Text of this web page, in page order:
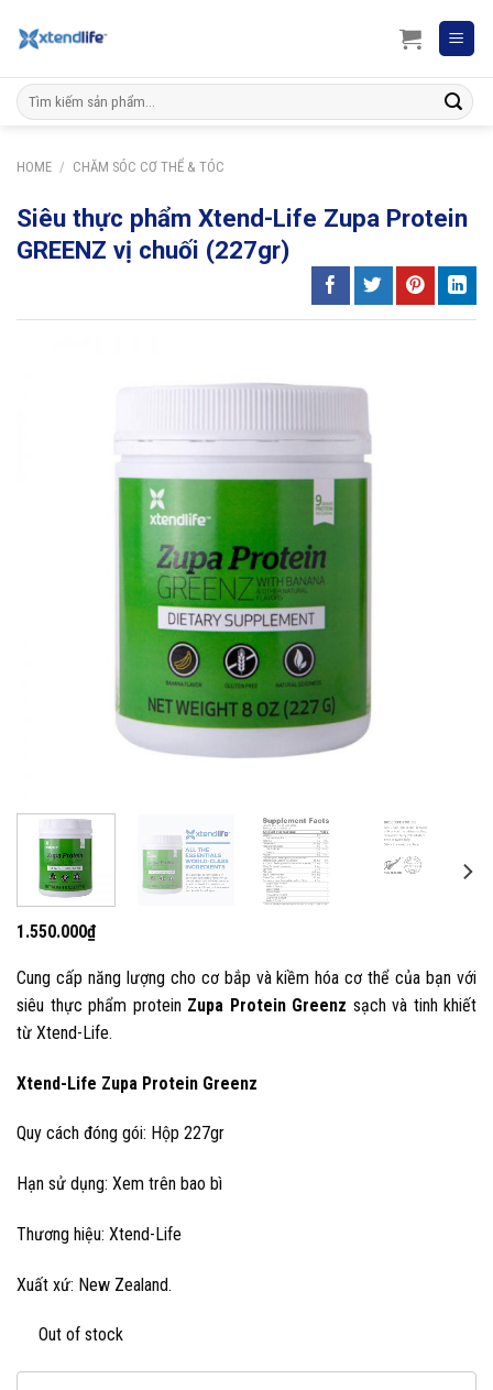
Search
for:
HOME / CHĂM SÓC CƠ THỂ & TÓC
Siêu thực phẩm Xtend-Life Zupa Protein
GREENZ vị chuối (227gr)
1.550.000₫
Cung cấp năng lượng cho cơ bắp và kiềm hóa cơ thể của bạn với
siêu thực phẩm protein Zupa Protein Greenz sạch và tinh khiết
từ Xtend-Life.
Xtend-Life Zupa Protein Greenz
Quy cách đóng gói: Hộp 227gr
Hạn sử dụng: Xem trên bao bì
Thương hiệu: Xtend-Life
Xuất xứ: New Zealand.
Out of stock